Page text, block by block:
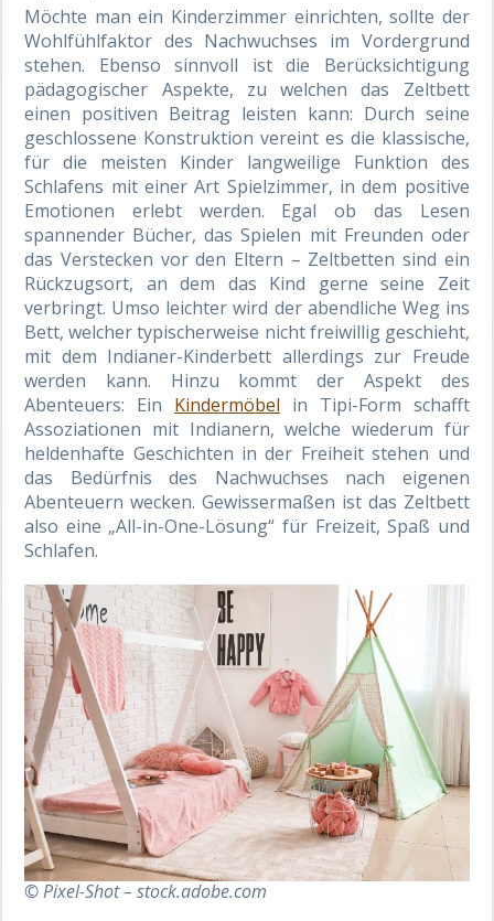
Möchte man ein Kinderzimmer einrichten, sollte der
Wohlfühlfaktor des Nachwuchses im Vordergrund
stehen. Ebenso sinnvoll ist die Berücksichtigung
pädagogischer Aspekte, zu welchen das Zeltbett
einen positiven Beitrag leisten kann: Durch seine
geschlossene Konstruktion vereint es die klassische,
für die meisten Kinder langweilige Funktion des
Schlafens mit einer Art Spielzimmer, in dem positive
Emotionen erlebt werden. Egal ob das Lesen
spannender Bücher, das Spielen mit Freunden oder
das Verstecken vor den Eltern – Zeltbetten sind ein
Rückzugsort, an dem das Kind gerne seine Zeit
verbringt. Umso leichter wird der abendliche Weg ins
Bett, welcher typischerweise nicht freiwillig geschieht,
mit dem Indianer-Kinderbett allerdings zur Freude
werden kann. Hinzu kommt der Aspekt des
Abenteuers: Ein Kindermöbel in Tipi-Form schafft
Assoziationen mit Indianern, welche wiederum für
heldenhafte Geschichten in der Freiheit stehen und
das Bedürfnis des Nachwuchses nach eigenen
Abenteuern wecken. Gewissermaßen ist das Zeltbett
also eine „All-in-One-Lösung“ für Freizeit, Spaß und
Schlafen.
© Pixel-Shot – stock.adobe.com